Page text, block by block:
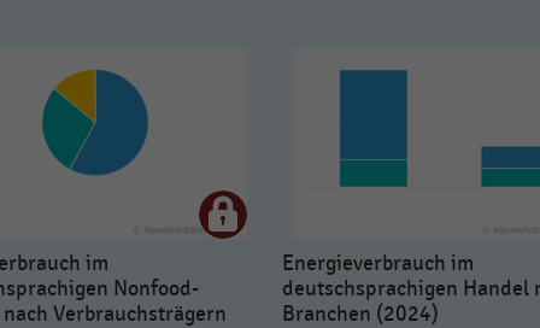
im
Nonfood-
nach Verbrauchsträgern
Energieverbrauch im
deutschsprachigen Handel
Branchen (2024)